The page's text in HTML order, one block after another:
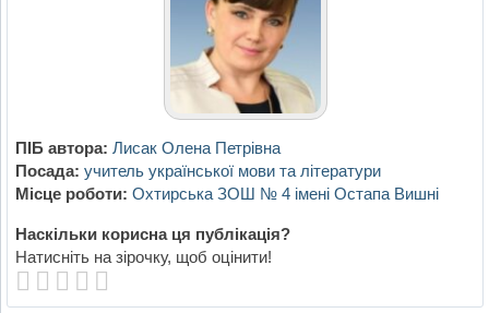
ПІБ автора: Лисак Олена Петрівна
Посада: учитель української мови та літератури
Місце роботи: Охтирська ЗОШ № 4 імені Остапа Вишні
Наскільки корисна ця публікація?
Натисніть на зірочку, щоб оцінити!